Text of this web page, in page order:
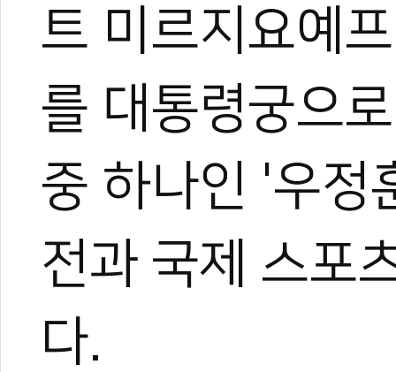
트 미르지요예
를 대통령궁으
중 하나인 '우정
전과 국제 스포
다.